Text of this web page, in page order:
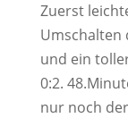
Zuerst
Umschalten
und ein
0:2.
nur noch